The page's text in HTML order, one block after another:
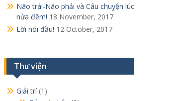
Não trái-Não phải và Câu chuyện lúc
nửa đêm! 18 November, 2017
Lời nói đầu! 12 October, 2017
Thư viện
Giải trí(1)